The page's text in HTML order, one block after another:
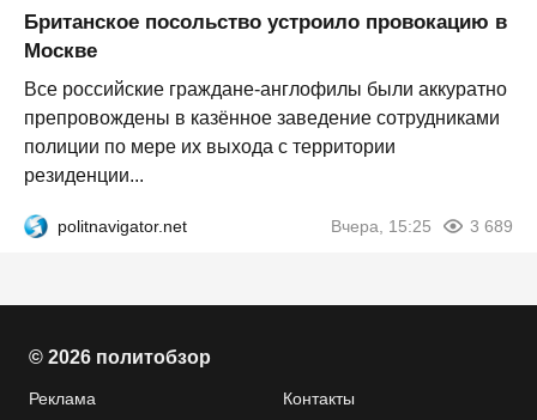
Британское посольство устроило провокацию в
Москве
Все российские граждане-англофилы были аккуратно
препровождены в казённое заведение сотрудниками
полиции по мере их выхода с территории
резиденции...
politnavigator.net Вчера, 15:25 3 689
© 2026 политобзор
Реклама Контакты